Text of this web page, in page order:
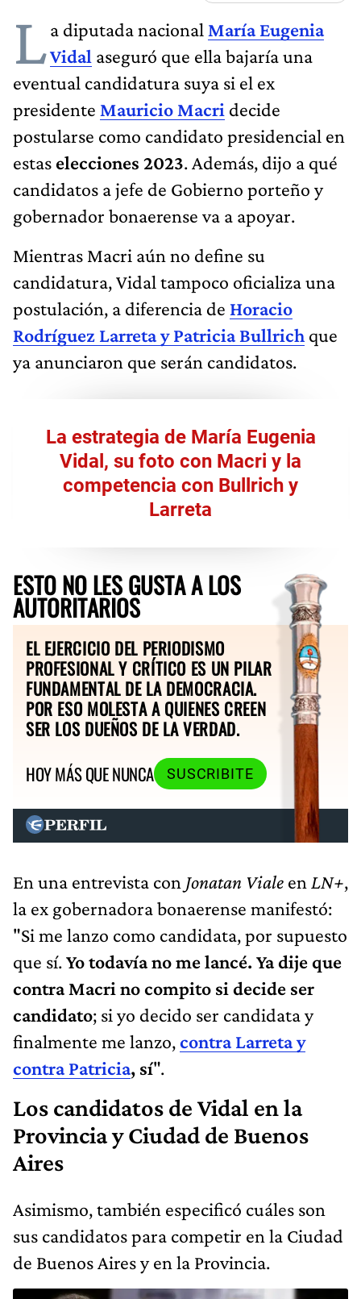
La diputada nacional María Eugenia
Vidal aseguró que ella bajaría una
eventual candidatura suya si el ex
presidente Mauricio Macri decide
postularse como candidato presidencial en
estas elecciones 2023. Además, dijo a qué
candidatos a jefe de Gobierno porteño y
gobernador bonaerense va a apoyar.
Mientras Macri aún no define su
candidatura, Vidal tampoco oficializa una
postulación, a diferencia de Horacio
Rodríguez Larreta y Patricia Bullrich que
ya anunciaron que serán candidatos.
La estrategia de María Eugenia
Vidal, su foto con Macri y la
competencia con Bullrich y
Larreta
ESTO NO LES GUSTA A LOS
AUTORITARIOS
EL EJERCICIO DEL PERIODISMO
PROFESIONAL Y CRÍTICO ES UN PILAR
FUNDAMENTAL DE LA DEMOCRACIA.
POR ESO MOLESTA A QUIENES CREEN
SER LOS DUEÑOS DE LA VERDAD.
HOY MÁS QUE NUNCA
SUSCRIBITE
En una entrevista con Jonatan Viale en LN+,
la ex gobernadora bonaerense manifestó:
"Si me lanzo como candidata, por supuesto
que sí.Yo todavía no me lancé. Ya dije que
contra Macri no compito si decide ser
candidato; si yo decido ser candidata y
finalmente me lanzo,contra Larreta y
contra Patricia, sí".
Los candidatos de Vidal en la
Provincia y Ciudad de Buenos
Aires
Asimismo, también especificó cuáles son
sus candidatos para competir en la Ciudad
de Buenos Aires y en la Provincia.